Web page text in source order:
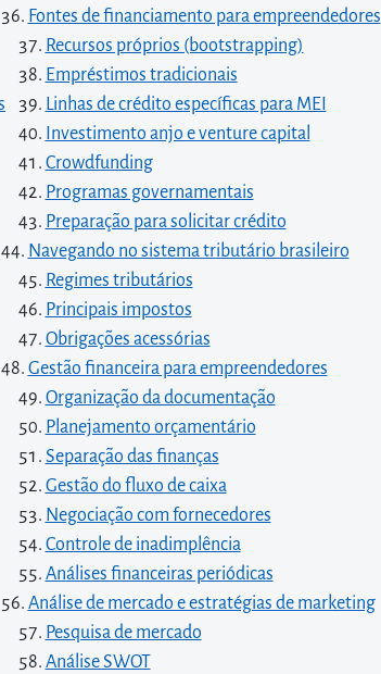
Fontes de financiamento para empreendedores
Recursos próprios (bootstrapping)
Empréstimos tradicionais
Linhas de crédito específicas para MEI
Investimento anjo e venture capital
Crowdfunding
Programas governamentais
Preparação para solicitar crédito
Navegando no sistema tributário brasileiro
Regimes tributários
Principais impostos
Obrigações acessórias
Gestão financeira para empreendedores
Organização da documentação
Planejamento orçamentário
Separação das finanças
Gestão do fluxo de caixa
Negociação com fornecedores
Controle de inadimplência
Análises financeiras periódicas
Análise de mercado e estratégias de marketing
Pesquisa de mercado
Análise SWOT